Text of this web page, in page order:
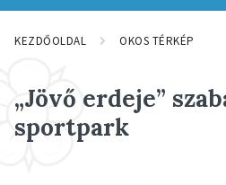
KEZDŐOLDAL OKOS TÉRKÉP
„Jövő erdeje”
sportpark